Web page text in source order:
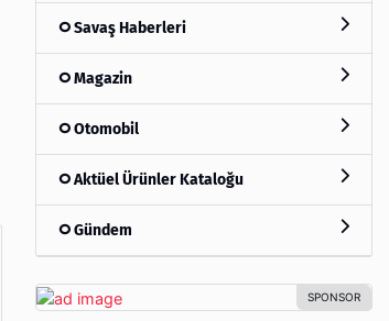
Savaş Haberleri
Magazin
Otomobil
Aktüel Ürünler Kataloğu
Gündem